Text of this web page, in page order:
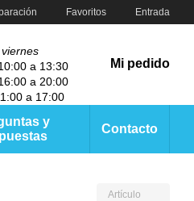
Favoritos Entrada
a 13:30
a 20:00
a 17:00
Mi pedido
y
Contacto
Artículo